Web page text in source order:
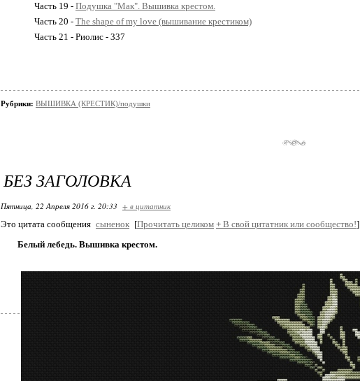
Часть 19 - Подушка "Мак". Вышивка крестом.
Часть 20 - The shape of my love (вышивание крестиком)
Часть 21 - Риолис - 337
Рубрики: ВЫШИВКА (КРЕСТИК)/подушки
БЕЗ ЗАГОЛОВКА
Пятница, 22 Апреля 2016 г. 20:33 + в цитатник
Это цитата сообщения сыненок [Прочитать целиком + В свой цитатник или сообщество!]
Белый лебедь. Вышивка крестом.